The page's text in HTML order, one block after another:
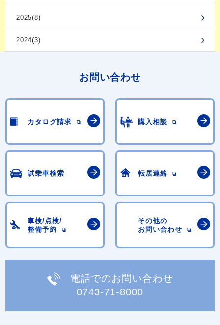
2025(8)
2024(3)
お問い合わせ
カタログ請求 購入相談
試乗車検索 転居連絡
車検/点検/
整備予約
その他の
お問い合わせ
電話でのお問い合わせ
0743-71-8000